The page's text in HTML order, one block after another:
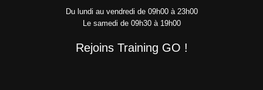
Du lundi au vendredi de 09h00 à 23h00
Le samedi de 09h30 à 19h00
Rejoins Training GO !